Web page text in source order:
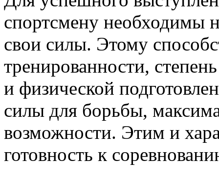
спортсмену необходимы
свои силы. Этому
тренированности,
и физической
силы для борьбы,
возможности. Этим и
готовность к